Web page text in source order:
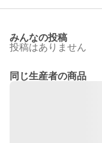
みんなの投稿
投稿はありません
同じ生産者の商品